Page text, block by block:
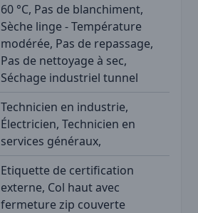
60 °C, Pas de blanchiment,
Sèche linge - Température
modérée, Pas de repassage,
Pas de nettoyage à sec,
Séchage industriel tunnel
Technicien en industrie,
Électricien, Technicien en
services généraux,
Etiquette de certification
externe, Col haut avec
fermeture zip couverte